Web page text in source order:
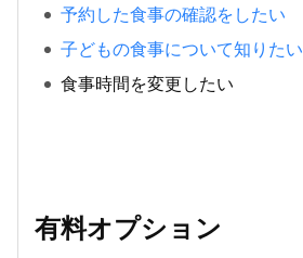
予約した食事の確認をしたい
子どもの食事について知りたい
食事時間を変更したい
有料オプション